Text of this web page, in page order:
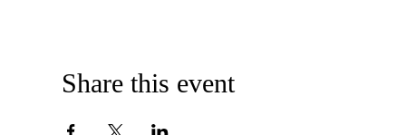
Share this event